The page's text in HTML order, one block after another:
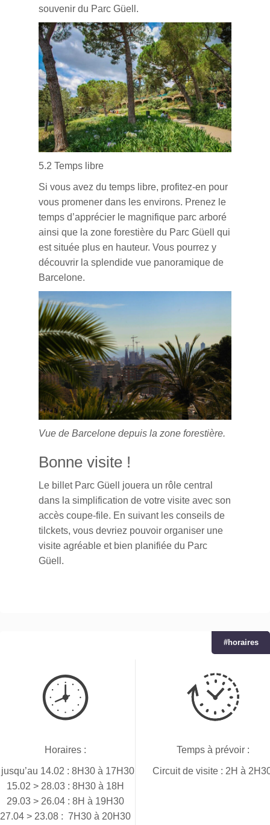
souvenir du Parc Güell.
5.2 Temps libre
Si vous avez du temps libre, profitez-en pour
vous promener dans les environs. Prenez le
temps d’apprécier le magnifique parc arboré
ainsi que la zone forestière du Parc Güell qui
est située plus en hauteur. Vous pourrez y
découvrir la splendide vue panoramique de
Barcelone.
Vue de Barcelone depuis la zone forestière.
Bonne visite !
Le billet Parc Güell jouera un rôle central
dans la simplification de votre visite avec son
accès coupe-file. En suivant les conseils de
tilckets, vous devriez pouvoir organiser une
visite agréable et bien planifiée du Parc
Güell.
#horaires
Horaires :
14.02 : 8H30 à 17H30
15.02 > 28.03 : 8H30 à 18H
29.03 > 26.04 : 8H à 19H30
27.04 > 23.08 : 7H30 à 20H30
Temps à prévoir :
Circuit de visite : 2H à